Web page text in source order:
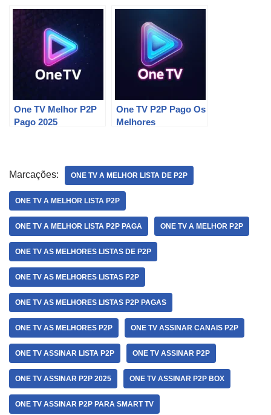
One TV Melhor P2P
Pago 2025
One TV P2P Pago Os
Melhores
Marcações: ONE TV A MELHOR LISTA DE P2P
ONE TV A MELHOR LISTA P2P
ONE TV A MELHOR LISTA P2P PAGA ONE TV A MELHOR P2P
ONE TV AS MELHORES LISTAS DE P2P
ONE TV AS MELHORES LISTAS P2P
ONE TV AS MELHORES LISTAS P2P PAGAS
ONE TV AS MELHORES P2P ONE TV ASSINAR CANAIS P2P
ONE TV ASSINAR LISTA P2P ONE TV ASSINAR P2P
ONE TV ASSINAR P2P 2025 ONE TV ASSINAR P2P BOX
ONE TV ASSINAR P2P PARA SMART TV